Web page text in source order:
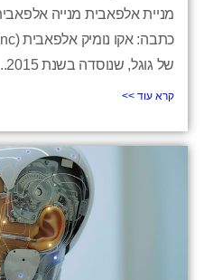
מניית אלפאבית מנייה
של גוגל, שנוסדה בשנת 2015...
קרא עוד >>